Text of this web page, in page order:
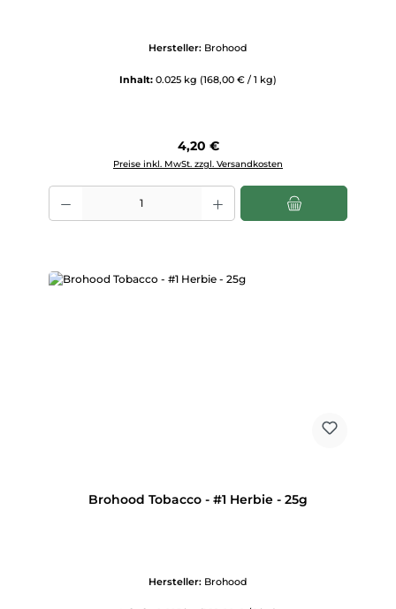
Hersteller: Brohood
Inhalt: 0.025 kg (168,00 € / 1 kg)
Regulärer Preis:
4,20 €
Preise inkl. MwSt. zzgl. Versandkosten
Produkt Anzahl: Gib den gewünschten Wert ein oder benutze die
Brohood Tobacco - #1 Herbie - 25g
Hersteller: Brohood